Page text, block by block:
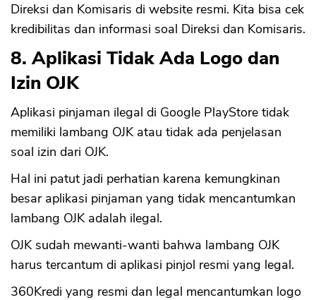
Direksi dan Komisaris di website resmi. Kita bisa cek
kredibilitas dan informasi soal Direksi dan Komisaris.
8. Aplikasi Tidak Ada Logo dan
Izin OJK
Aplikasi pinjaman ilegal di Google PlayStore tidak
memiliki lambang OJK atau tidak ada penjelasan
soal izin dari OJK.
Hal ini patut jadi perhatian karena kemungkinan
besar aplikasi pinjaman yang tidak mencantumkan
lambang OJK adalah ilegal.
OJK sudah mewanti-wanti bahwa lambang OJK
harus tercantum di aplikasi pinjol resmi yang legal.
360Kredi yang resmi dan legal mencantumkan logo